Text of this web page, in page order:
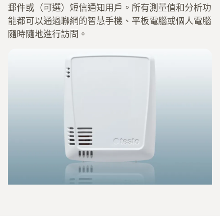
郵件或（可選）短信通知用戶。所有測量值和分析功
能都可以通過聯網的智慧手機、平板電腦或個人電腦
隨時隨地進行訪問。